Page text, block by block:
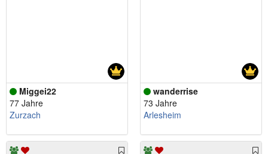
Miggei22
77 Jahre
Zurzach
wanderrise
73 Jahre
Arlesheim